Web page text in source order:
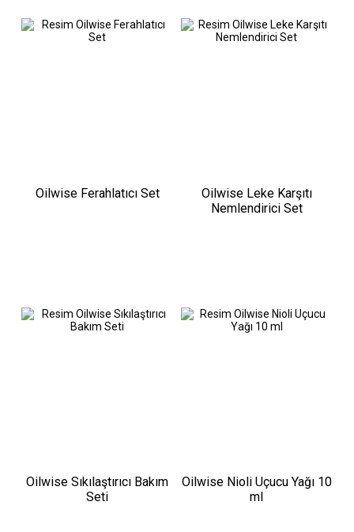
Oilwise Ferahlatıcı Set
Oilwise Leke Karşıtı
Nemlendirici Set
Oilwise Sıkılaştırıcı Bakım
Seti
Oilwise Nioli Uçucu Yağı 10
ml